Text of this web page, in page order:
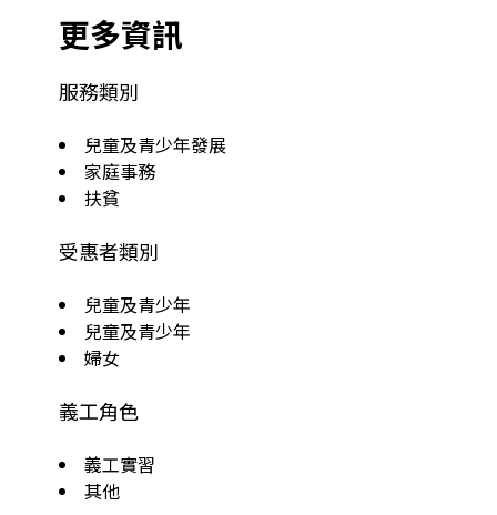
更多資訊
服務類別
兒童及青少年發展
家庭事務
扶貧
受惠者類別
兒童及青少年
兒童及青少年
婦女
義工角色
義工實習
其他